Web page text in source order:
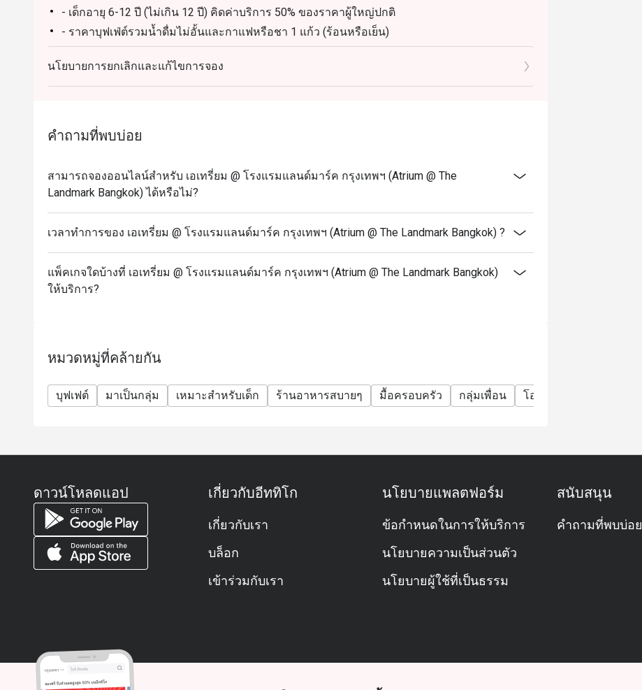
- เด็กอายุ 6-12 ปี (ไม่เกิน 12 ปี) คิดค่าบริการ 50% ของราคาผู้ใหญ่ปกติ
- ราคาบุฟเฟ่ต์รวมน้ำดื่มไม่อั้นและกาแฟหรือชา 1 แก้ว (ร้อนหรือเย็น)
- ส่วนลดไม่สามารถใช้ได้กับการสั่งเครื่องดื่มเพิ่มเติม
- เมนูและราคาอาจมีการเปลี่ยนแปลงโดยไม่ต้องแจ้งให้ทราบล่วงหน้า
- ราคาที่แสดงยังไม่รวมภาษีมูลค่าเพิ่มและค่าบริการ
- สำหรับวันที่เทศกาล จำเป็นต้องชำระเงินมัดจำเพื่อยืนยันการจองดังกล่าว
- มื้อกลางวัน (จันทร์ - ศุกร์): กุ้งขาว หอยแมลงภู่นิวซีแลนด์ หอยแมลงภู่ดำ และหอยหวาน
- มื้อสาย (เสาร์ - อาทิตย์) & มื้อค่ำ (ศุกร์ - อาทิตย์): กุ้งแม่น้ำเผา ปูทะเลนึ่ง ปูไข่นึ่งนมสด ปูไข่ดอง
ถาม: ร้าน Atrium คือร้านแบบไหน?
หวานเยอะมาก!
ถาม: ร้านเปิดกี่โมงบ้าง?
🍳 มื้อเช้า: 6 โมงเช้า – 10 โมงครึ่ง
🍤 บรันช์วันหยุด: เสาร์–อาทิตย์ 11 โมง 45 – บ่าย 3 โมง
🍽️ มื้อเย็น: ทุกวัน 6 โมงเย็น – 4 ทุ่ม
ถาม: ต้องโทรจองก่อนไหม หรือไป Walk-in ได้เลย?
ตอบ:
ถ้ามาช่วงกลางวันวันธรรมดา Walk-in ได้เลย
แต่ถ้ามาช่วงมื้อเย็นหรือวันหยุด คนจะเยอะหน่อย แนะนำให้จองโต๊ะล่วงหน้า จะได้ไม่ต้องรอ😄
ตอนนี้มีโปรดี ๆ เยอะเลยครับ!
มื้อกลางวันวันธรรมดา กับมื้อเย็นวันจันทร์–พฤหัส มีโปร “มา 2 จ่าย 1”
นโยบายการยกเลิกและแก้ไขการจอง
คำถามที่พบบ่อย
สามารถจองออนไลน์สำหรับ เอเทรี่ยม @ โรงแรมแลนด์มาร์ค กรุงเทพฯ (Atrium @ The
Landmark Bangkok) ได้หรือไม่?
เวลาทำการของ เอเทรี่ยม @ โรงแรมแลนด์มาร์ค กรุงเทพฯ (Atrium @ The Landmark Bangkok) ?
แพ็คเกจใดบ้างที่ เอเทรี่ยม @ โรงแรมแลนด์มาร์ค กรุงเทพฯ (Atrium @ The Landmark Bangkok)
ให้บริการ?
หมวดหมู่ที่คล้ายกัน
บุฟเฟต์ มาเป็นกลุ่ม เหมาะสำหรับเด็ก ร้านอาหารสบายๆ มื้อครอบครัว กลุ่มเพื่อน โอกาสพิเศษ
ดาวน์โหลดแอป เกี่ยวกับอีททิโก
เกี่ยวกับเรา
บล็อก
เข้าร่วมกับเรา
นโยบายแพลตฟอร์ม
ข้อกำหนดในการให้บริการ
นโยบายความเป็นส่วนตัว
นโยบายผู้ใช้ที่เป็นธรรม
สนับสนุน
คำถามที่พบบ่อย